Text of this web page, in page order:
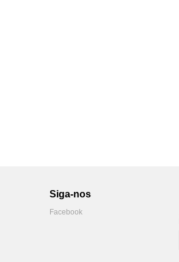
Siga-nos
Facebook